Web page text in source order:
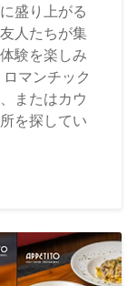
盛り上がる
人たちが集
験を楽しみ
マンチック
またはカウ
を探してい